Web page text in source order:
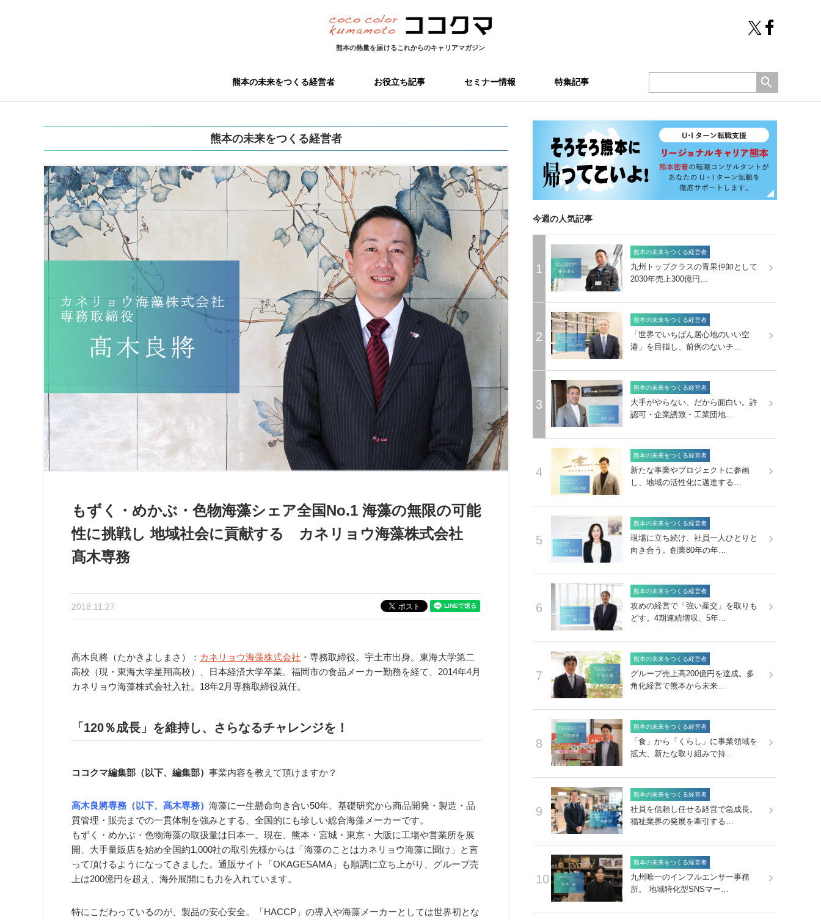
熊本の熱量を届けるこれからのキャリアマガジン
熊本の未来をつくる経営者 お役立ち記事 セミナー情報 特集記事
熊本の未来をつくる経営者
もずく・めかぶ・色物海藻シェア全国No.1 海藻の無限の可能
性に挑戦し 地域社会に貢献する カネリョウ海藻株式会社
髙木専務
2018.11.27
髙木良將（たかきよしまさ）： カネリョウ海藻株式会社 ・専務取締役。宇土市出身。東海大学第二
高校（現・東海大学星翔高校）、日本経済大学卒業。福岡市の食品メーカー勤務を経て、2014年4月
カネリョウ海藻株式会社入社。18年2月専務取締役就任。
「120％成長」を維持し、さらなるチャレンジを！
ココクマ編集部（以下、編集部） 事業内容を教えて頂けますか？
髙木良將専務（以下、髙木専務） 海藻に一生懸命向き合い50年、基礎研究から商品開発・製造・品
質管理・販売までの一貫体制を強みとする、全国的にも珍しい総合海藻メーカーです。
もずく・めかぶ・色物海藻の取扱量は日本一。現在、熊本・宮城・東京・大阪に工場や営業所を展
開、大手量販店を始め全国約1,000社の取引先様からは「海藻のことはカネリョウ海藻に聞け」と言
って頂けるようになってきました。通販サイト「OKAGESAMA」も順調に立ち上がり、グループ売
上は200億円を超え、海外展開にも力を入れています。
特にこだわっているのが、製品の安心安全。「HACCP」の導入や海藻メーカーとしては世界初とな
今週の人気記事
1
熊本の未来をつくる経営者
九州トップクラスの青果仲卸として
2030年売上300億円…
2
熊本の未来をつくる経営者
「世界でいちばん居心地のいい空
港」を目指し、前例のないチ…
3
熊本の未来をつくる経営者
大手がやらない、だから面白い。許
認可・企業誘致・工業団地…
4
熊本の未来をつくる経営者
新たな事業やプロジェクトに参画
し、地域の活性化に邁進する…
5
熊本の未来をつくる経営者
現場に立ち続け、社員一人ひとりと
向き合う。創業80年の年…
6
熊本の未来をつくる経営者
攻めの経営で「強い産交」を取りも
どす。4期連続増収、5年…
7
熊本の未来をつくる経営者
グループ売上高200億円を達成。多
角化経営で熊本から未来…
8
熊本の未来をつくる経営者
「食」から「くらし」に事業領域を
拡大、新たな取り組みで持…
9
熊本の未来をつくる経営者
社員を信頼し任せる経営で急成長。
福祉業界の発展を牽引する…
10
熊本の未来をつくる経営者
九州唯一のインフルエンサー事務
所。 地域特化型SNSマー…